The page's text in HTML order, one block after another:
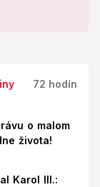
72 hodín
o malom
života!
Karol III.: